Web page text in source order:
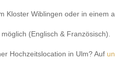
Kloster Wiblingen oder in einem
(Englisch & Französisch).
Hochzeitslocation in Ulm? Auf